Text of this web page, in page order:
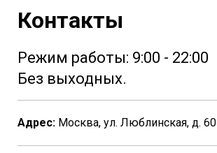
Контакты
Режим работы: 9:00 - 22:00
Без выходных.
Адрес: Москва, ул. Люблинская, д. 60